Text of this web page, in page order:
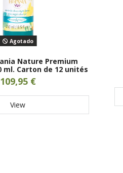
Agotado
Nature Premium
ml. Carton de 12 unités
109,95 €
View